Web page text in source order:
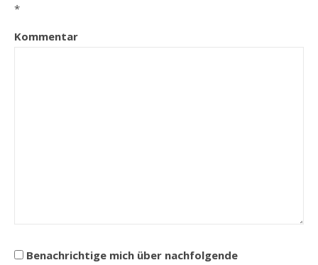
*
Kommentar
Benachrichtige mich über nachfolgende